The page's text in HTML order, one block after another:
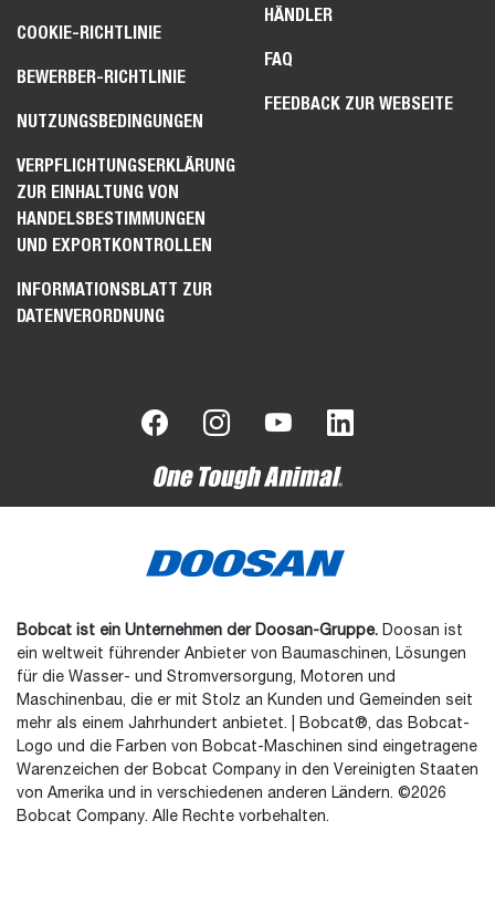
COOKIE-RICHTLINIE
BEWERBER-RICHTLINIE
NUTZUNGSBEDINGUNGEN
VERPFLICHTUNGSERKLÄRUNG
ZUR EINHALTUNG VON
HANDELSBESTIMMUNGEN
UND EXPORTKONTROLLEN
INFORMATIONSBLATT ZUR
DATENVERORDNUNG
HÄNDLER
FAQ
FEEDBACK ZUR WEBSEITE
Bobcat ist ein Unternehmen der Doosan-Gruppe. Doosan ist
ein weltweit führender Anbieter von Baumaschinen, Lösungen
für die Wasser- und Stromversorgung, Motoren und
Maschinenbau, die er mit Stolz an Kunden und Gemeinden seit
mehr als einem Jahrhundert anbietet. | Bobcat®, das Bobcat-
Logo und die Farben von Bobcat-Maschinen sind eingetragene
Warenzeichen der Bobcat Company in den Vereinigten Staaten
von Amerika und in verschiedenen anderen Ländern. ©2026
Bobcat Company. Alle Rechte vorbehalten.